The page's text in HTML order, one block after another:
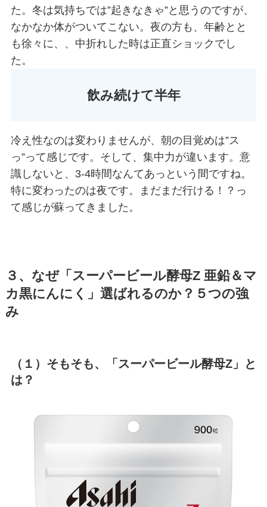
た。冬は気持ちでは”起きなきゃ”と思うのですが、
なかなか体がついてこない。夜の方も、年齢とと
も徐々に、、中折れした時は正直ショックでし
た。
飲み続けて半年
冷え性なのは変わりませんが、朝の目覚めは”ス
っ”って感じです。そして、集中力が違います。意
識しないと、3-4時間なんてあっという間ですね。
特に変わったのは夜です。まだまだ行ける！？っ
て感じが蘇ってきました。
３、なぜ「スーパービール酵母Z 亜鉛＆マ
カ黒にんにく」選ばれるのか？５つの強
み
（１）そもそも、「スーパービール酵母Z」と
は？